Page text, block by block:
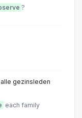
?
gezinsleden
each family